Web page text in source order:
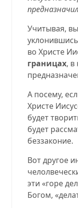
Учитывая,
во Христе
границах,
А посему,
Христе
будет
будет
беззаконие.
Вот другое
эти «горе
Богом,